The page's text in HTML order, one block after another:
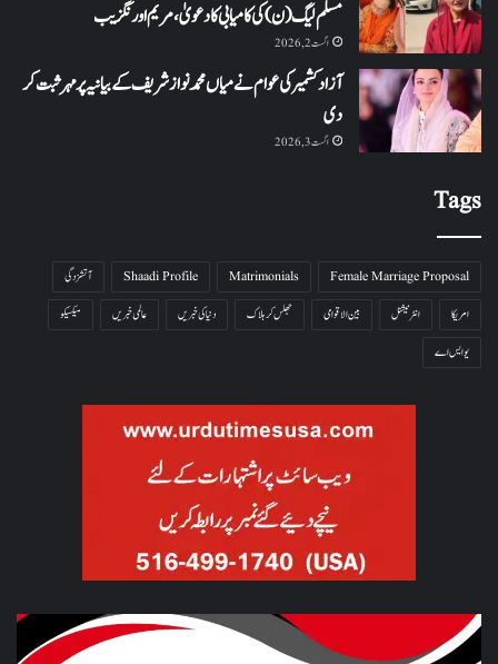
مسلم لیگ (ن) کی کامیابی کا دعویٰ، مریم اورنگزیب
اگست 2, 2026
آزاد کشمیر کی عوام نے میاں محمد نواز شریف کے بیانیہ پر مہر ثبت کر
دی
اگست 3, 2026
Tags
Female Marriage Proposal
Matrimonials
Shaadi Profile
آتشزدگی
امریکا
انٹرنیشنل بین الاقوامی جھلس کر ہلاک دنیا کی خبریں عالمی خبریں
میکسیکو
یو ایس اے